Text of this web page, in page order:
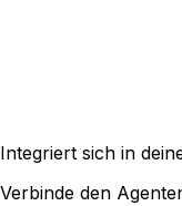
Integriert sich in
Verbinde den